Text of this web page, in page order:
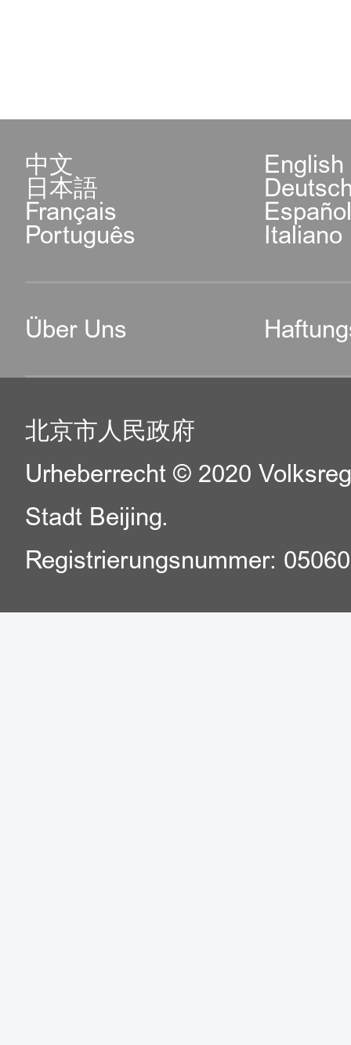
中文 English
日本語
Français
Português Italiano
Über Uns
北京市人民政府
Urheberrecht © 2020
Stadt Beijing.
Registrierungsnummer: